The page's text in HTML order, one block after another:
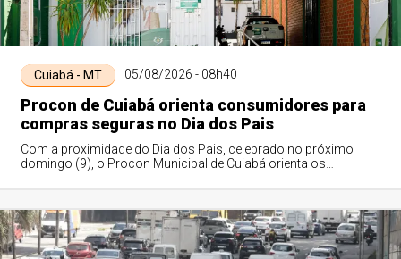
Cuiabá - MT 05/08/2026 - 08h40
Procon de Cuiabá orienta consumidores para
compras seguras no Dia dos Pais
Com a proximidade do Dia dos Pais, celebrado no próximo
domingo (9), o Procon Municipal de Cuiabá orienta os